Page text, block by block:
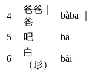
4
爸爸｜
爸
bàba ｜
5 吧 ba
6
白
（形）
bái